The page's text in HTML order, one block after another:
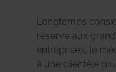
Longtemps
réservé aux
entreprises, le
à une clientèle